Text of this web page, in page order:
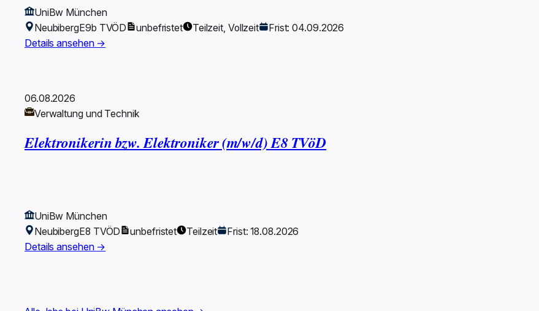
UniBw München
NeubibergE9b TVÖD unbefristet Teilzeit, Vollzeit
Frist: 04.09.2026
Details ansehen →
06.08.2026
Verwaltung und Technik
Elektronikerin bzw. Elektroniker (m/w/d) E8 TVöD
UniBw München
NeubibergE8 TVÖD unbefristet Teilzeit
Frist: 18.08.2026
Details ansehen →